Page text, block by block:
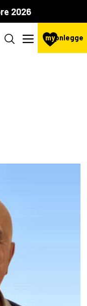
2026
mypnlegge